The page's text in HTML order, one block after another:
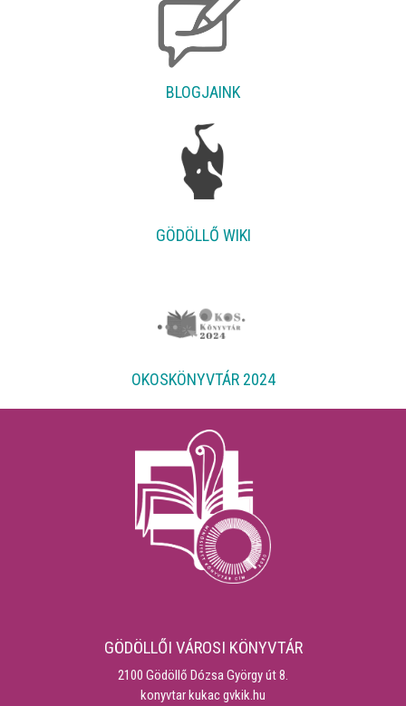
BLOGJAINK
GÖDÖLLŐ WIKI
OKOSKÖNYVTÁR 2024
GÖDÖLLŐI VÁROSI KÖNYVTÁR
2100 Gödöllő Dózsa György út 8.
konyvtar kukac gvkik.hu